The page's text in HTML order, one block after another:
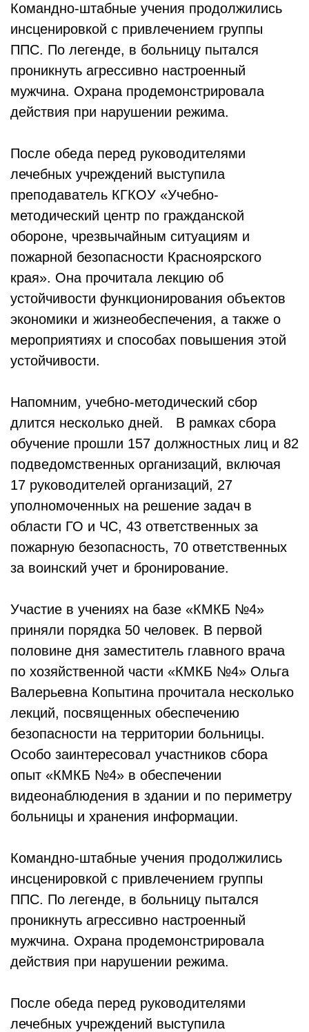
Командно-штабные учения продолжились
инсценировкой с привлечением группы
ППС. По легенде, в больницу пытался
проникнуть агрессивно настроенный
мужчина. Охрана продемонстрировала
действия при нарушении режима.
После обеда перед руководителями
лечебных учреждений выступила
преподаватель КГКОУ «Учебно-
методический центр по гражданской
обороне, чрезвычайным ситуациям и
пожарной безопасности Красноярского
края». Она прочитала лекцию об
устойчивости функционирования объектов
экономики и жизнеобеспечения, а также о
мероприятиях и способах повышения этой
устойчивости.
Напомним, учебно-методический сбор
длится несколько дней. В рамках сбора
обучение прошли 157 должностных лиц и 82
подведомственных организаций, включая
17 руководителей организаций, 27
уполномоченных на решение задач в
области ГО и ЧС, 43 ответственных за
пожарную безопасность, 70 ответственных
за воинский учет и бронирование.
Участие в учениях на базе «КМКБ №4»
приняли порядка 50 человек. В первой
половине дня заместитель главного врача
по хозяйственной части «КМКБ №4» Ольга
Валерьевна Копытина прочитала несколько
лекций, посвященных обеспечению
безопасности на территории больницы.
Особо заинтересовал участников сбора
опыт «КМКБ №4» в обеспечении
видеонаблюдения в здании и по периметру
больницы и хранения информации.
Командно-штабные учения продолжились
инсценировкой с привлечением группы
ППС. По легенде, в больницу пытался
проникнуть агрессивно настроенный
мужчина. Охрана продемонстрировала
действия при нарушении режима.
После обеда перед руководителями
лечебных учреждений выступила